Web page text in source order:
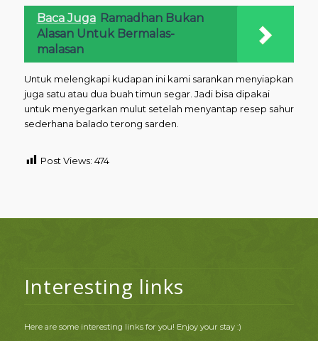
Baca Juga Ramadhan Bukan
Alasan Untuk Bermalas-
malasan
Untuk melengkapi kudapan ini kami sarankan menyiapkan
juga satu atau dua buah timun segar. Jadi bisa dipakai
untuk menyegarkan mulut setelah menyantap resep sahur
sederhana balado terong sarden.
Post Views: 474
Interesting links
Here are some interesting links for you! Enjoy your stay :)